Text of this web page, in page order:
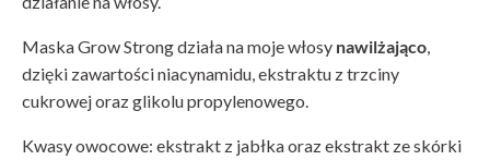
Maska Grow Strong działa na moje włosy nawilżająco
dzięki zawartości niacynamidu, ekstraktu z trzciny
cukrowej oraz glikolu propylenowego.
Kwasy owocowe: ekstrakt z jabłka oraz ekstrakt ze skórki